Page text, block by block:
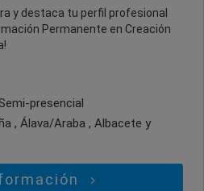
y destaca tu perfil profesional
Permanente en Creación
presencial
, Álava/Araba , Albacete y